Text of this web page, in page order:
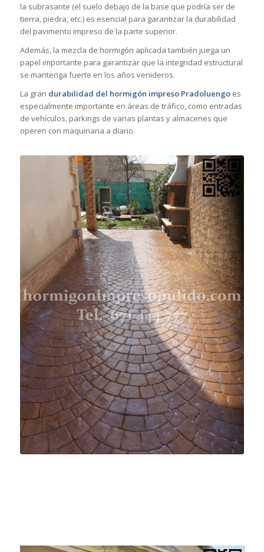
la subrasante (el suelo debajo de la base que podría ser de
tierra, piedra, etc.) es esencial para garantizar la durabilidad
del pavimento impreso de la parte superior.
Además, la mezcla de hormigón aplicada también juega un
papel importante para garantizar que la integridad estructural
se mantenga fuerte en los años venideros.
La gran durabilidad del hormigón impreso Pradoluengoes
especialmente importante en áreas de tráfico, como entradas
de vehículos, parkings de varias plantas y almacenes que
operen con maquinaria a diario.